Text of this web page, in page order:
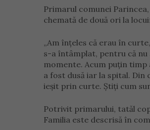
Primarul comunei
chemată de două ori la
„Am înțeles că erau în
s-a întâmplat, pentru că nu
momente. Acum puțin
a fost dusă iar la spital. Din
ieșit prin curte. Știți cum
Potrivit primarului, tatăl
Familia este descrisă în